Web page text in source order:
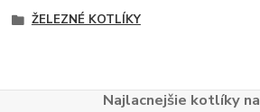
ŽELEZNÉ KOTLÍKY
Najlacnejšie kotlíky